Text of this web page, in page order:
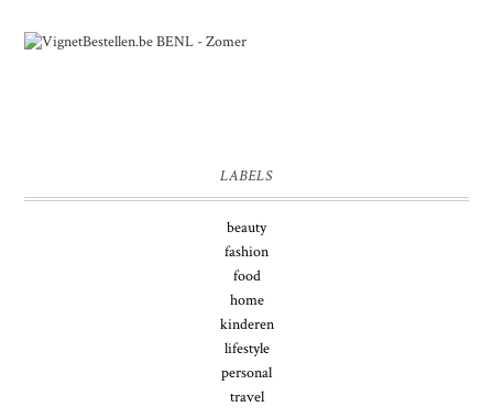
LABELS
beauty
fashion
food
home
kinderen
lifestyle
personal
travel